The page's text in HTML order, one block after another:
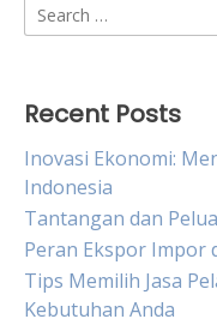
Search
for:
Recent Posts
Inovasi Ekonomi:
Indonesia
Tantangan dan
Peran Ekspor Impor
Tips Memilih Jasa
Kebutuhan Anda